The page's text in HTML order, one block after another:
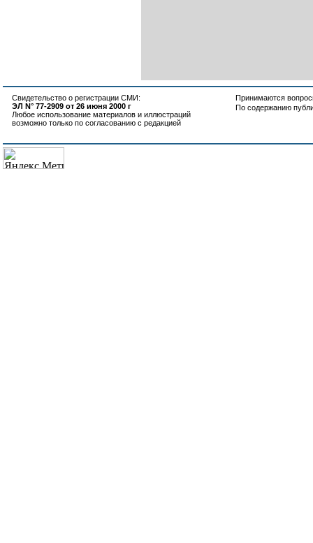
Свидетельство о регистрации СМИ:
ЭЛ N° 77-2909 от 26 июня 2000 г
Любое использование материалов и иллюстраций
возможно только по согласованию с редакцией
Принимаются
По содержанию